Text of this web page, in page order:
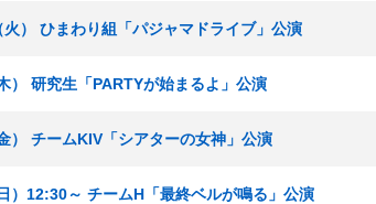
） ひまわり組「パジャマドライブ」公演
） 研究生「PARTYが始まるよ」公演
） チームKIV「シアターの女神」公演
）12:30～ チームH「最終ベルが鳴る」公演